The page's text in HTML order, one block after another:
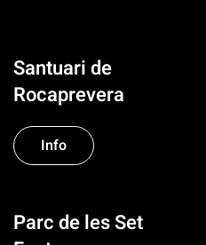
Santuari de
Rocaprevera
Info
Parc de les Set